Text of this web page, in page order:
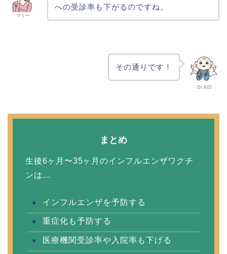
マミー
への受診率も下がるのですね。
Dr.KID
その通りです！
まとめ
生後6ヶ月〜35ヶ月のインフルエンザワクチ
ンは…
インフルエンザを予防する
重症化も予防する
医療機関受診率や入院率も下げる